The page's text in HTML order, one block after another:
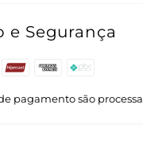
e Segurança
pagamento são